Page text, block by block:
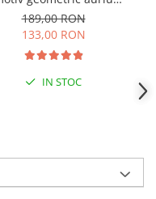
Hermina 01
189,00 RON
133,00 RON
IN STOC